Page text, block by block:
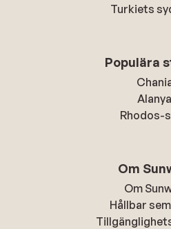
Turkiets
Populära
Alanya
Rhodos-
Om
Om
Hållbar